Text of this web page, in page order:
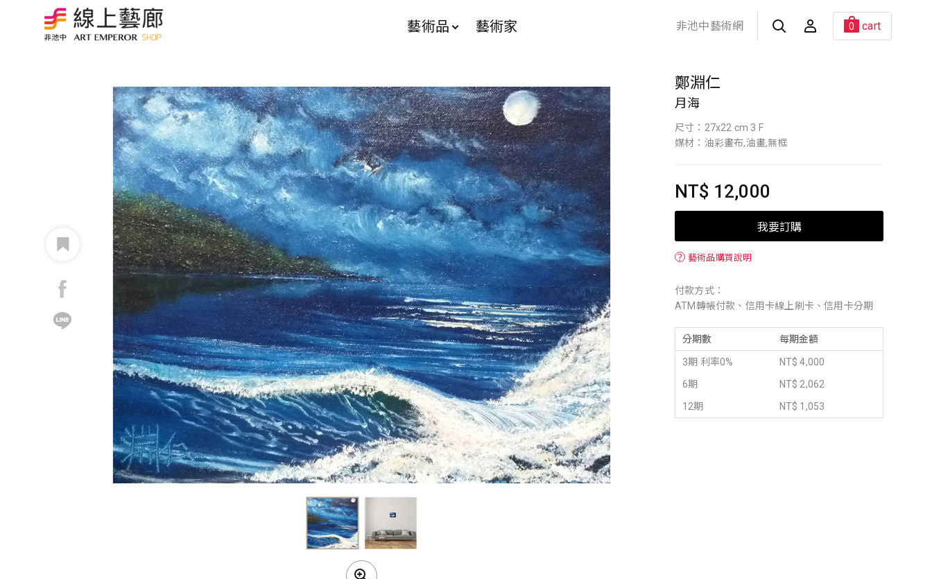
藝術品 藝術家 非池中藝術網 0 cart
鄭淵仁
月海
尺寸：27x22 cm 3 F
媒材：油彩畫布,油畫,無框
NT$ 12,000
我要訂購
？ 藝術品購買說明
付款方式：
ATM轉帳付款、信用卡線上刷卡、信用卡分期
分期數 每期金額
3期 利率0%
NT$ 4,000
6期
NT$ 2,062
12期
NT$ 1,053